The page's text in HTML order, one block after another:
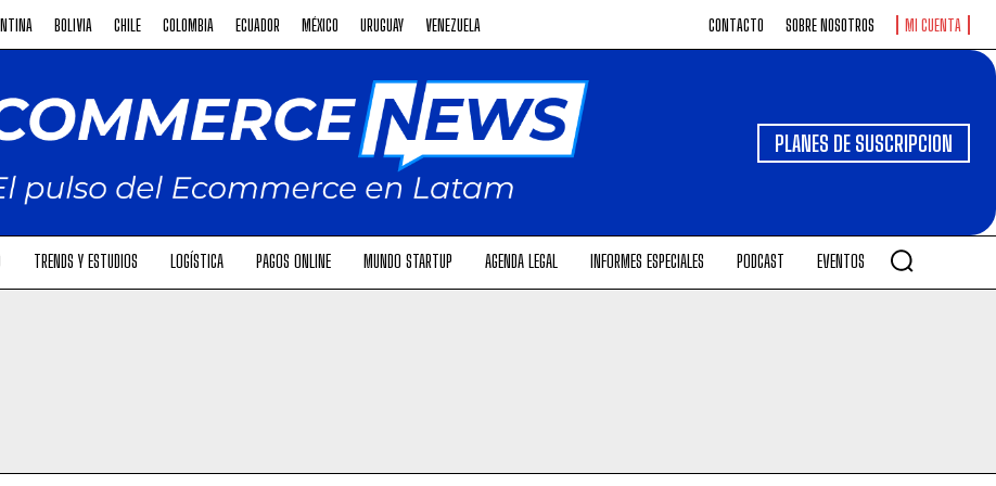
BOLIVIA CHILE COLOMBIA ECUADOR MÉXICO URUGUAY VENEZUELA CONTACTO SOBRE NOSOTROS MI CUENTA
PLANES DE SUSCRIPCION
TRENDS Y ESTUDIOS LOGÍSTICA PAGOS ONLINE MUNDO STARTUP AGENDA LEGAL INFORMES ESPECIALES PODCAST EVENTOS